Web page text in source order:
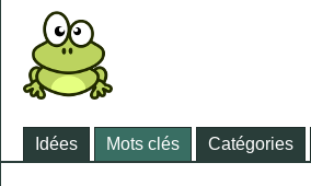
Idées Mots clés Catégories